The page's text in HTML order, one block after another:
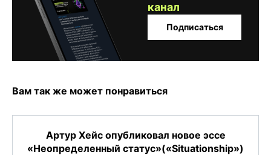
канал
Подписаться
Вам так же может понравиться
Артур Хейс опубликовал новое эссе
«Неопределенный статус»(«Situationship»)